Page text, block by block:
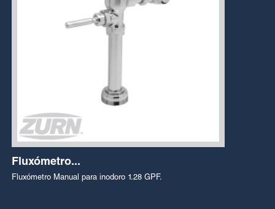
Fluxómetro...
Fluxómetro Manual para inodoro 1.28 GPF.